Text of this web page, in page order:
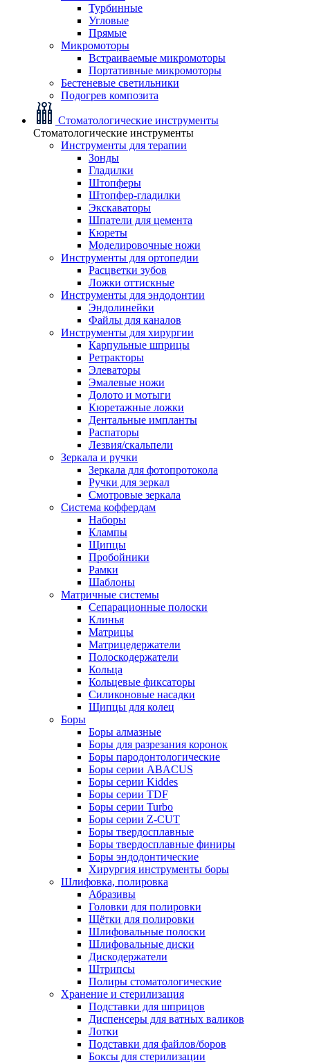
Турбинные
Угловые
Прямые
Микромоторы
Встраиваемые микромоторы
Портативные микромоторы
Бестеневые светильники
Подогрев композита
Стоматологические инструменты
Стоматологические инструменты
Инструменты для терапии
Зонды
Гладилки
Штопферы
Штопфер-гладилки
Экскаваторы
Шпатели для цемента
Кюреты
Моделировочные ножи
Инструменты для ортопедии
Расцветки зубов
Ложки оттискные
Инструменты для эндодонтии
Эндолинейки
Файлы для каналов
Инструменты для хирургии
Карпульные шприцы
Ретракторы
Элеваторы
Эмалевые ножи
Долото и мотыги
Кюретажные ложки
Дентальные импланты
Распаторы
Лезвия/скальпели
Зеркала и ручки
Зеркала для фотопротокола
Ручки для зеркал
Смотровые зеркала
Система коффердам
Наборы
Клампы
Щипцы
Пробойники
Рамки
Шаблоны
Матричные системы
Сепарационные полоски
Клинья
Матрицы
Матрицедержатели
Полоскодержатели
Кольца
Кольцевые фиксаторы
Силиконовые насадки
Щипцы для колец
Боры
Боры алмазные
Боры для разрезания коронок
Боры пародонтологические
Боры серии ABACUS
Боры серии Kiddes
Боры серии TDF
Боры серии Turbo
Боры серии Z-CUT
Боры твердосплавные
Боры твердосплавные финиры
Боры эндодонтические
Хирургия инструменты боры
Шлифовка, полировка
Абразивы
Головки для полировки
Щётки для полировки
Шлифовальные полоски
Шлифовальные диски
Дискодержатели
Штрипсы
Полиры стоматологические
Хранение и стерилизация
Подставки для шприцов
Диспенсеры для ватных валиков
Лотки
Подставки для файлов/боров
Боксы для стерилизации